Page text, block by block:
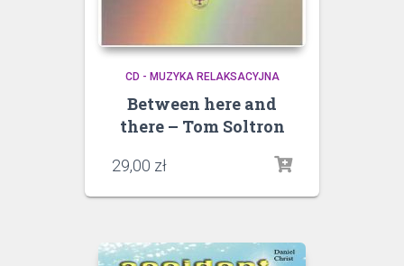
CD - MUZYKA RELAKSACYJNA
Between here and
there – Tom Soltron
29,00 zł